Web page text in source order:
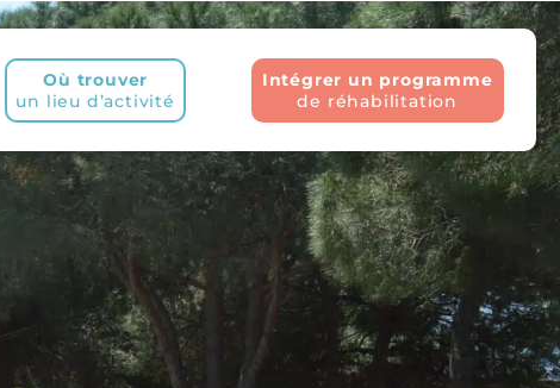
Où trouver
un lieu d’activité
Intégrer un programme
de réhabilitation